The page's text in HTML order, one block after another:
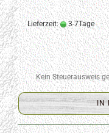
Lieferzeit: 3-7Tage
Kein Steuerausweis
IN